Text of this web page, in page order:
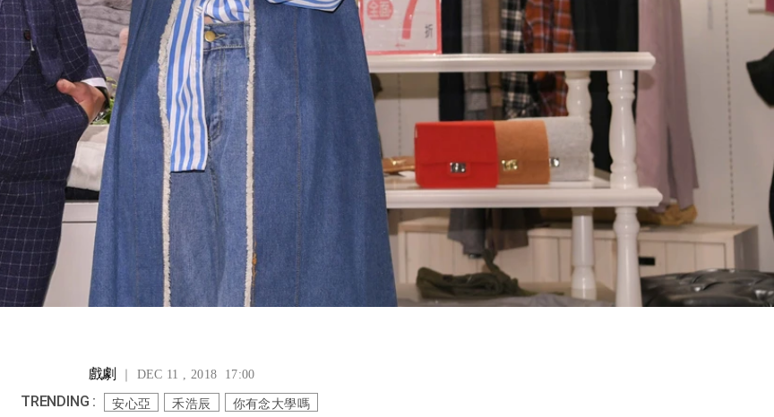
戲劇 ｜ DEC 11 , 2018 17:00
TRENDING : 安心亞 禾浩辰 你有念大學嗎